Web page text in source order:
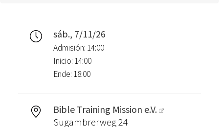
sáb., 7/11/26
Admisión: 14:00
Inicio: 14:00
Ende: 18:00
Bible Training Mission e.V.
Sugambrerweg 24